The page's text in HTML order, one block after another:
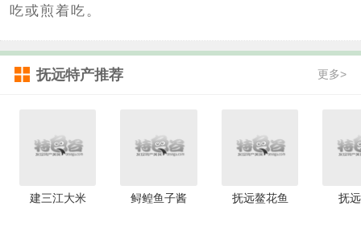
吃或煎着吃。
抚远特产推荐 更多>
建三江大米 鲟鳇鱼子酱 抚远鳌花鱼 抚